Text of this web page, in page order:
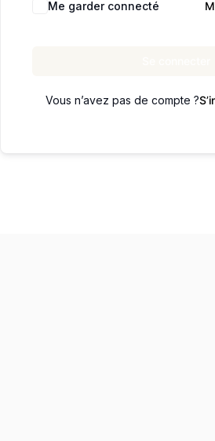
Me garder connecté
Vous n’avez pas de compte ?